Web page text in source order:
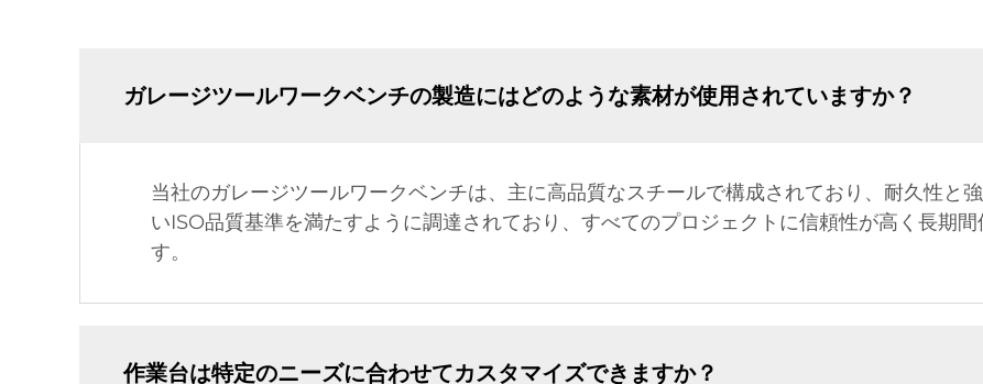
ガレージツールワークベンチの製造にはどのような素材が使用されていますか？
当社のガレージツールワークベンチは、主に高品質なスチールで構成されており、耐久性と
いISO品質基準を満たすように調達されており、すべてのプロジェクトに信頼性が高く長期
す。
作業台は特定のニーズに合わせてカスタマイズできますか？